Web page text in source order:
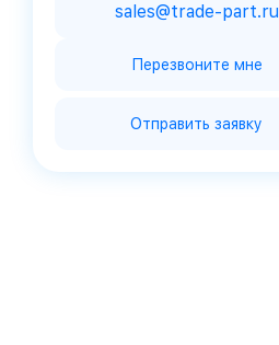
sales@trade-part.ru
Перезвоните мне
Отправить заявку